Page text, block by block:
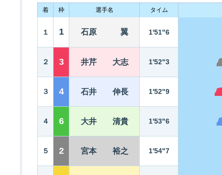
今節出場選手のマル得情報
着 枠 選手名 タイム
１ 1 石原 翼 1'51"6
２ 3 井芹 大志 1'52"3
３ 4 石井 伸長 1'52"9
４ 6 大井 清貴 1'53"6
５ 2 宮本 裕之 1'54"7